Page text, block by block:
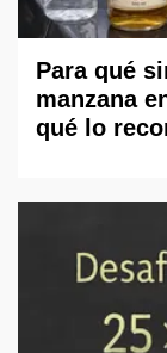
Para qué
manzana
qué lo